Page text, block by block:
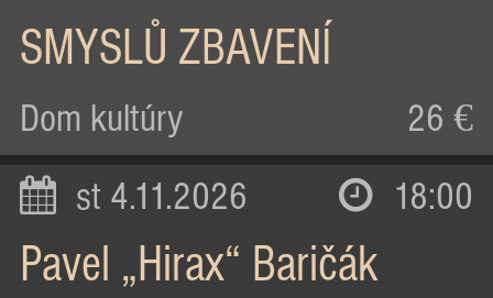
SMYSLŮ ZBAVENÍ
Dom kultúry 26 €
st 4.11.2026 18:00
Pavel „Hirax“ Baričák